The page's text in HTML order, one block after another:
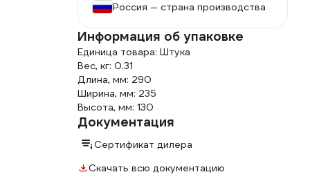
Россия — страна производства
Информация об упаковке
Единица товара: Штука
Вес, кг: 0.31
Длина, мм: 290
Ширина, мм: 235
Высота, мм: 130
Документация
Сертификат дилера
Скачать всю документацию